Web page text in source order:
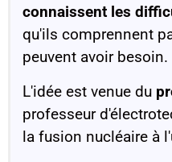
connaissent les
qu'ils comprennent
peuvent avoir besoin.
L'idée est venue du
professeur
la fusion nucléaire à